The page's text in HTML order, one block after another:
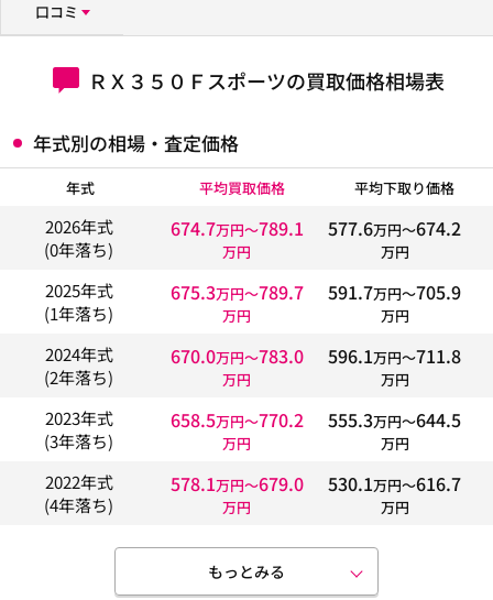
口コミ
ＲＸ３５０Ｆスポーツの買取価格相場表
年式別の相場・査定価格
年式 平均買取価格 平均下取り価格
2026年式
(0年落ち)
674.7万円〜789.1
万円
577.6万円〜674.2
万円
2025年式
(1年落ち)
675.3万円〜789.7
万円
591.7万円〜705.9
万円
2024年式
(2年落ち)
670.0万円〜783.0
万円
596.1万円〜711.8
万円
2023年式
(3年落ち)
658.5万円〜770.2
万円
555.3万円〜644.5
万円
2022年式
(4年落ち)
578.1万円〜679.0
万円
530.1万円〜616.7
万円
もっとみる